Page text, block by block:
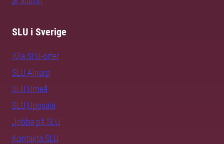
SLU i Sverige
Alla SLU-orter
SLU Alnarp
SLU Umeå
SLU Uppsala
Jobba på SLU
Kontakta SLU